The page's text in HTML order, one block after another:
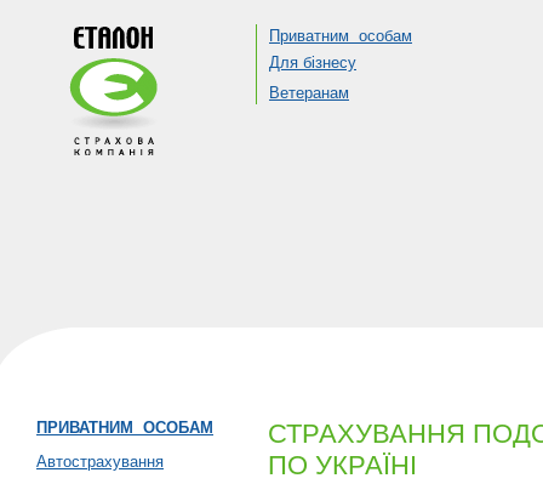
Приватним особам
Для бізнесу
Ветеранам
ПРИВАТНИМ ОСОБАМ
Автострахування
СТРАХУВАННЯ
ПО УКРАЇНІ